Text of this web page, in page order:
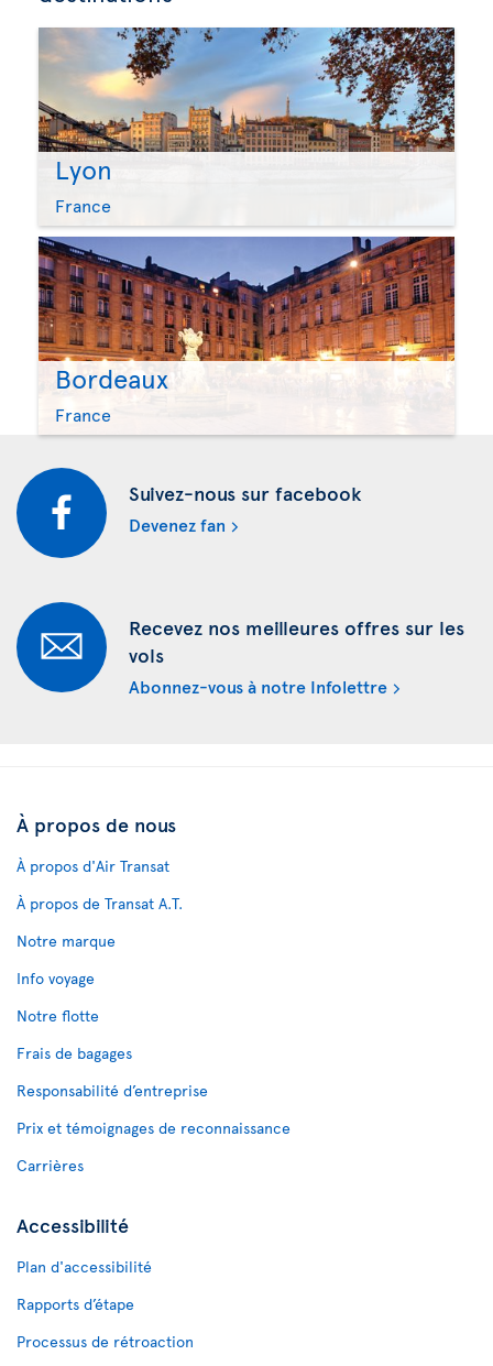
Lyon
France
Bordeaux
France
Suivez-nous sur facebook
Devenez fan
Recevez nos meilleures offres sur les
vols
Abonnez-vous à notre Infolettre
À propos de nous
À propos d'Air Transat
À propos de Transat A.T.
Notre marque
Info voyage
Notre flotte
Frais de bagages
Responsabilité d’entreprise
Prix et témoignages de reconnaissance
Carrières
Accessibilité
Plan d'accessibilité
Rapports d’étape
Processus de rétroaction